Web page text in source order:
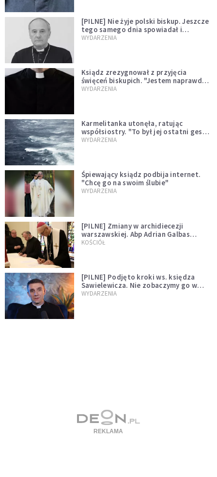
[PILNE] Nie żyje polski biskup. Jeszcze
tego samego dnia spowiadał i
sprawował Mszę świętą
WYDARZENIA
Ksiądz zrezygnował z przyjęcia
święceń biskupich. "Jestem naprawdę
niegodny"
WYDARZENIA
Karmelitanka utonęła, ratując
współsiostry. "To był jej ostatni gest
miłości"
WYDARZENIA
Śpiewający ksiądz podbija internet.
"Chcę go na swoim ślubie"
WYDARZENIA
[PILNE] Zmiany w archidiecezji
warszawskiej. Abp Adrian Galbas
wręczył dekrety nowym proboszczom
KOŚCIÓŁ
[PILNE] Podjęto kroki ws. księdza
Sawielewicza. Nie zobaczymy go w
mediach
WYDARZENIA